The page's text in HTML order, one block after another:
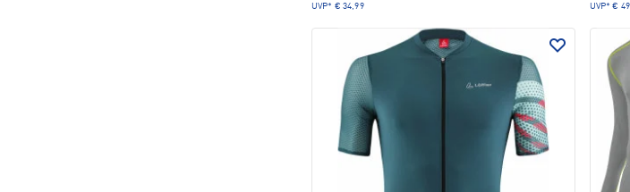
UVP* € 34,99 UVP* €